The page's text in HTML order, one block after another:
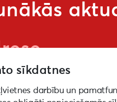
sīkdatnes
darbību un